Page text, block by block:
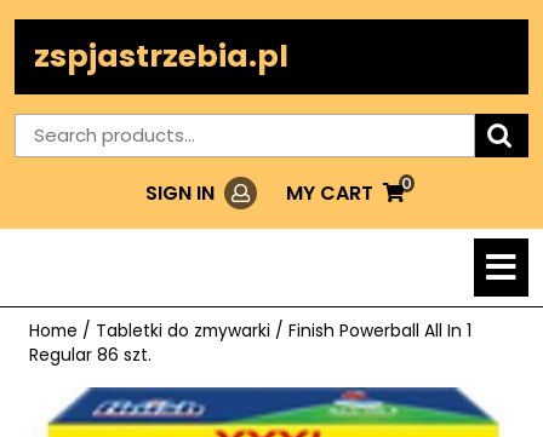
contentzspjastrzebia.pl
Search
for:
SIGN IN LoginMY CART
MY
0
Home / Tabletki do zmywarki / Finish Powerball All In 1
Regular 86 szt.